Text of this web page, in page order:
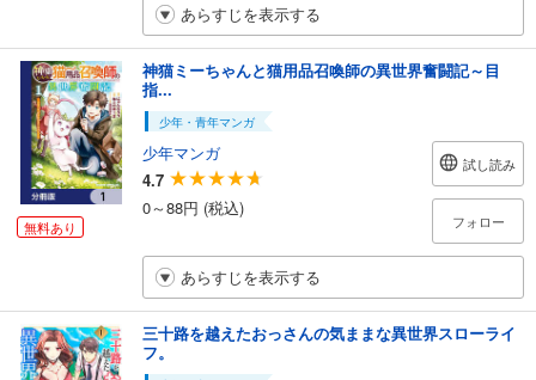
あらすじを表示する
無料あり
神猫ミーちゃんと猫用品召喚師の異世界奮闘記～目
指...
少年・青年マンガ
少年マンガ
4.7
0～88円 (税込)
試し読み
フォロー
あらすじを表示する
三十路を越えたおっさんの気ままな異世界スローライ
フ。